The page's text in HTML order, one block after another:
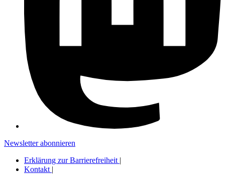
Newsletter abonnieren
Erklärung zur Barrierefreiheit |
Kontakt |